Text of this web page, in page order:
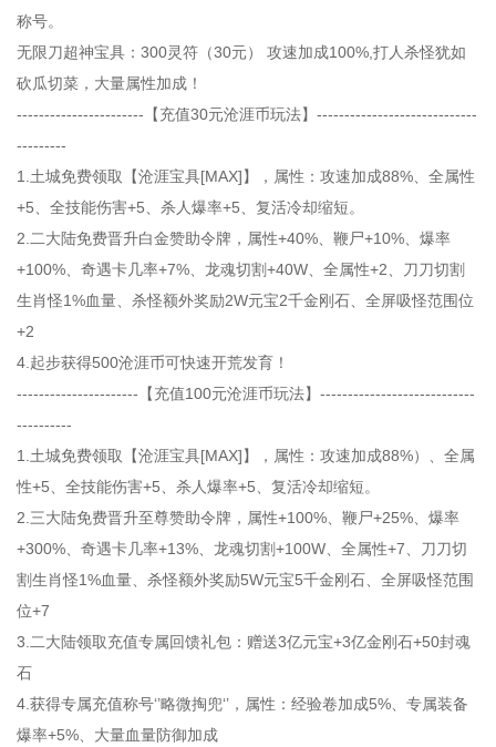
称号。
无限刀超神宝具：300灵符（30元） 攻速加成100%,打人杀怪犹如
砍瓜切菜，大量属性加成！
-----------------------【充值30元沧涯币玩法】-----------------------------
---------
1.土城免费领取【沧涯宝具[MAX]】，属性：攻速加成88%、全属性
+5、全技能伤害+5、杀人爆率+5、复活冷却缩短。
2.二大陆免费晋升白金赞助令牌，属性+40%、鞭尸+10%、爆率
+100%、奇遇卡几率+7%、龙魂切割+40W、全属性+2、刀刀切割
生肖怪1%血量、杀怪额外奖励2W元宝2千金刚石、全屏吸怪范围位
+2
4.起步获得500沧涯币可快速开荒发育！
----------------------【充值100元沧涯币玩法】----------------------------
----------
1.土城免费领取【沧涯宝具[MAX]】，属性：攻速加成88%）、全属
性+5、全技能伤害+5、杀人爆率+5、复活冷却缩短。
2.三大陆免费晋升至尊赞助令牌，属性+100%、鞭尸+25%、爆率
+300%、奇遇卡几率+13%、龙魂切割+100W、全属性+7、刀刀切
割生肖怪1%血量、杀怪额外奖励5W元宝5千金刚石、全屏吸怪范围
位+7
3.二大陆领取充值专属回馈礼包：赠送3亿元宝+3亿金刚石+50封魂
石
4.获得专属充值称号‘’略微掏兜‘’，属性：经验卷加成5%、专属装备
爆率+5%、大量血量防御加成